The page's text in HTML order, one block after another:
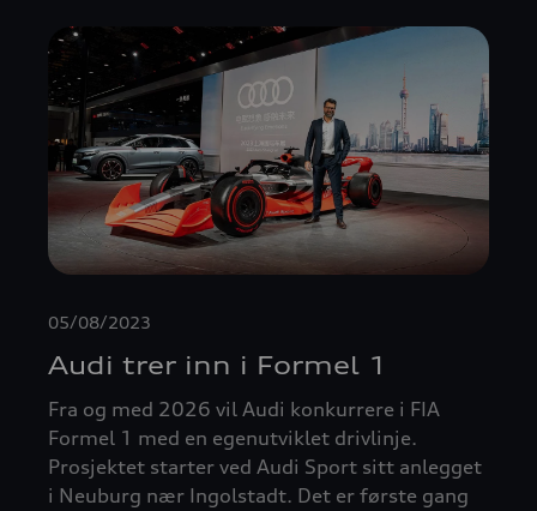
05/08/2023
Audi trer inn i Formel 1
Fra og med 2026 vil Audi konkurrere i FIA
Formel 1 med en egenutviklet drivlinje.
Prosjektet starter ved Audi Sport sitt anlegget
i Neuburg nær Ingolstadt. Det er første gang